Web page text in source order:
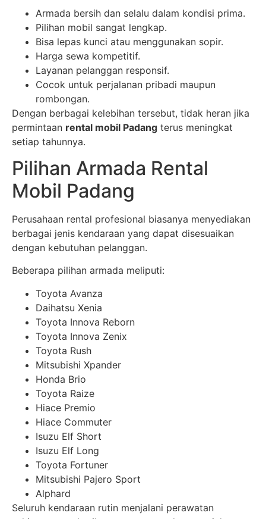
Armada bersih dan selalu dalam kondisi prima.
Pilihan mobil sangat lengkap.
Bisa lepas kunci atau menggunakan sopir.
Harga sewa kompetitif.
Layanan pelanggan responsif.
Cocok untuk perjalanan pribadi maupun
rombongan.
Dengan berbagai kelebihan tersebut, tidak heran jika
permintaan rental mobil Padang terus meningkat
setiap tahunnya.
Pilihan Armada Rental
Mobil Padang
Perusahaan rental profesional biasanya menyediakan
berbagai jenis kendaraan yang dapat disesuaikan
dengan kebutuhan pelanggan.
Beberapa pilihan armada meliputi:
Toyota Avanza
Daihatsu Xenia
Toyota Innova Reborn
Toyota Innova Zenix
Toyota Rush
Mitsubishi Xpander
Honda Brio
Toyota Raize
Hiace Premio
Hiace Commuter
Isuzu Elf Short
Isuzu Elf Long
Toyota Fortuner
Mitsubishi Pajero Sport
Alphard
Seluruh kendaraan rutin menjalani perawatan